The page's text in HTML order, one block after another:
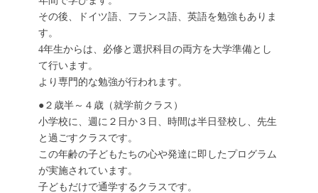
その後、ドイツ語、フランス語、英語を勉強もありま
す。
4年生からは、必修と選択科目の両方を大学準備とし
て行います。
より専門的な勉強が行われます。
●２歳半～４歳（就学前クラス）
小学校に、週に２日か３日、時間は半日登校し、先生
と過ごすクラスです。
この年齢の子どもたちの心や発達に即したプログラム
が実施されています。
子どもだけで通学するクラスです。